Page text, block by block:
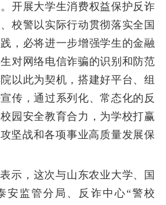
开展大学生消费权益保护反诈
校警以实际行动贯彻落实全国
，必将进一步增强学生的金融
对网络电信诈骗的识别和防范
以此为契机，搭建好平台、组
传，通过系列化、常态化的反
园安全教育合力，为学校打赢
坚战和各项事业高质量发展保
示，这次与山东农业大学、国
安监管分局、反诈中心“警校